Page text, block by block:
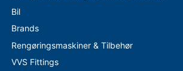
Bil
Brands
Rengøringsmaskiner & Tilbehør
VVS Fittings